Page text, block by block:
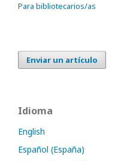
Para bibliotecarios/as
Enviar un artículo
Idioma
English
Español (España)